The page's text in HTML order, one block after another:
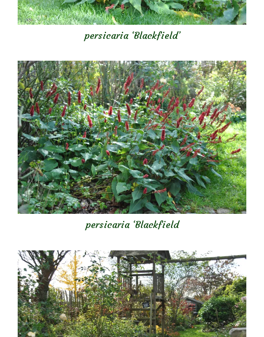
persicaria ‘Blackfield’
persicaria ‘Blackfield